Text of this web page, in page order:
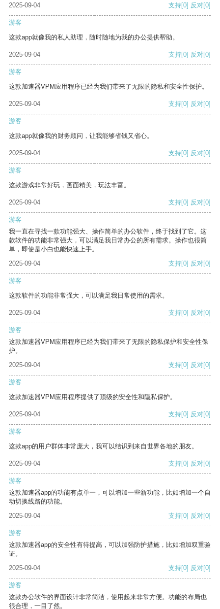
2025-09-04 支持[0] 反对[0]
游客
这款app就像我的私人助理，随时随地为我的办公提供帮助。
2025-09-04 支持[0] 反对[0]
游客
这款加速器VPM应用程序已经为我们带来了无限的隐私和安全性保护。
2025-09-04 支持[0] 反对[0]
游客
这款app就像我的财务顾问，让我能够省钱又省心。
2025-09-04 支持[0] 反对[0]
游客
这款游戏非常好玩，画面精美，玩法丰富。
2025-09-04 支持[0] 反对[0]
游客
我一直在寻找一款功能强大、操作简单的办公软件，终于找到了它。这
款软件的功能非常强大，可以满足我日常办公的所有需求。操作也很简
单，即使是小白也能快速上手。
2025-09-04
支持[0] 反对[0]
游客
这款软件的功能非常强大，可以满足我日常使用的需求。
2025-09-04 支持[0] 反对[0]
游客
这款加速器VPM应用程序已经为我们带来了无限的隐私保护和安全性保
护。
2025-09-04
支持[0] 反对[0]
游客
这款加速器VPM应用程序提供了顶级的安全性和隐私保护。
2025-09-04 支持[0] 反对[0]
游客
这款app的用户群体非常庞大，我可以结识到来自世界各地的朋友。
2025-09-04 支持[0] 反对[0]
游客
这款加速器app的功能有点单一，可以增加一些新功能，比如增加一个自
动切换线路的功能。
2025-09-04
支持[0] 反对[0]
游客
这款加速器app的安全性有待提高，可以加强防护措施，比如增加双重验
证。
2025-09-04
支持[0] 反对[0]
游客
这款办公软件的界面设计非常简洁，使用起来非常方便。功能的布局也
很合理，一目了然。